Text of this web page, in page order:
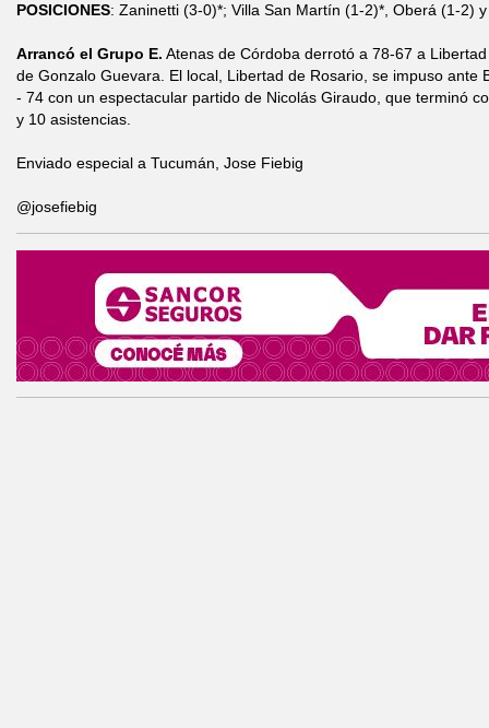
POSICIONES: Zaninetti (3-0)*; Villa San Martín (1-2)*, Oberá (1-2)
Arrancó el Grupo E. Atenas de Córdoba derrotó a 78-67 a
de Gonzalo Guevara. El local, Libertad de Rosario, se impuso ante
- 74 con un espectacular partido de Nicolás Giraudo, que terminó
y 10 asistencias.
Enviado especial a Tucumán, Jose Fiebig
@josefiebig